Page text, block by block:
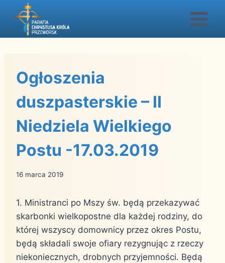
Przejdź
Ogłoszenia
duszpasterskie – II
Niedziela Wielkiego
Postu -17.03.2019
16 marca 2019
1. Ministranci po Mszy św. będą przekazywać
skarbonki wielkopostne dla każdej rodziny, do
której wszyscy domownicy przez okres Postu,
będą składali swoje ofiary rezygnując z rzeczy
niekoniecznych, drobnych przyjemności. Będą